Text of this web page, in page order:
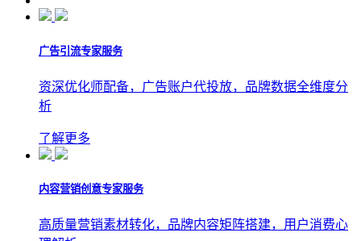
广告引流专家服务
资深优化师配备，广告账户代投放，品牌数据全维度分
析
了解更多
内容营销创意专家服务
高质量营销素材转化，品牌内容矩阵搭建，用户消费心